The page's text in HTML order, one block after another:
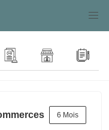
6 Mois